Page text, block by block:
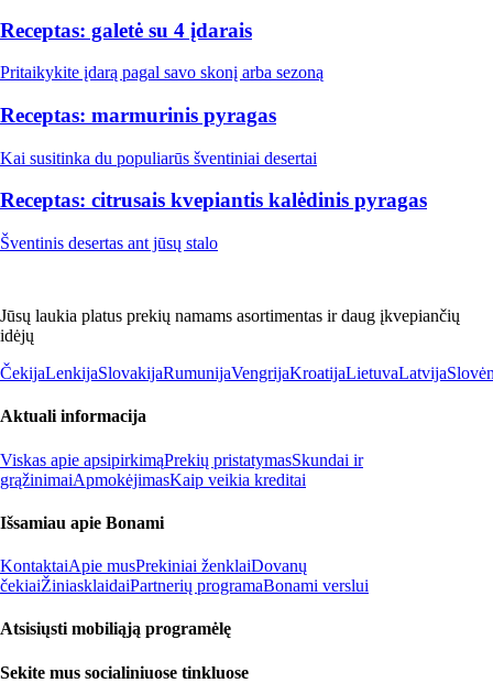
Receptas: galetė su 4 įdarais
Pritaikykite įdarą pagal savo skonį arba sezoną
Receptas: marmurinis pyragas
Kai susitinka du populiarūs šventiniai desertai
Receptas: citrusais kvepiantis kalėdinis pyragas
Šventinis desertas ant jūsų stalo
Jūsų laukia platus prekių namams asortimentas ir daug įkvepiančių
idėjų
ČekijaLenkijaSlovakijaRumunijaVengrijaKroatijaLietuvaLatvija
Aktuali informacija
Viskas apie apsipirkimąPrekių pristatymasSkundai ir
grąžinimaiApmokėjimasKaip veikia kreditai
Išsamiau apie Bonami
KontaktaiApie musPrekiniai ženklaiDovanų
čekiaiŽiniasklaidaiPartnerių programaBonami verslui
Atsisiųsti mobiliąją programėlę
Sekite mus socialiniuose tinkluose